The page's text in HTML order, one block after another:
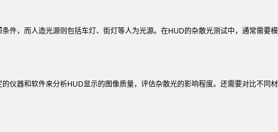
，而人造光源则包括车灯、街灯等人为光源。在HUD的杂散光测试中，通常需要
器和软件来分析HUD显示的图像质量，评估杂散光的影响程度。还需要对比不同